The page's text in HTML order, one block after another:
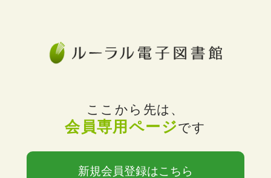
ここから先は、
会員専用ページです
新規会員登録はこちら